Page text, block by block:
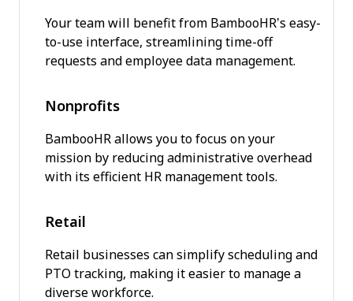
Your team will benefit from BambooHR’s easy-
to-use interface, streamlining time-off
requests and employee data management.
Nonprofits
BambooHR allows you to focus on your
mission by reducing administrative overhead
with its efficient HR management tools.
Retail
Retail businesses can simplify scheduling and
PTO tracking, making it easier to manage a
diverse workforce.